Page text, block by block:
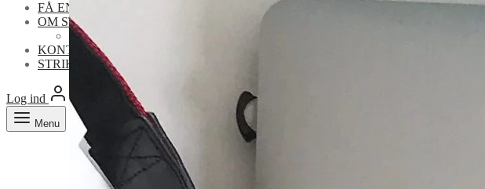
FÅ EN GRATISOPSKRIFT
OM STRIKOGKAFFE
Opskrifternes sværhedsgrad
KONTAKT
STRIKKETIPS & -TRICKS
Log ind Search Cart
Menu